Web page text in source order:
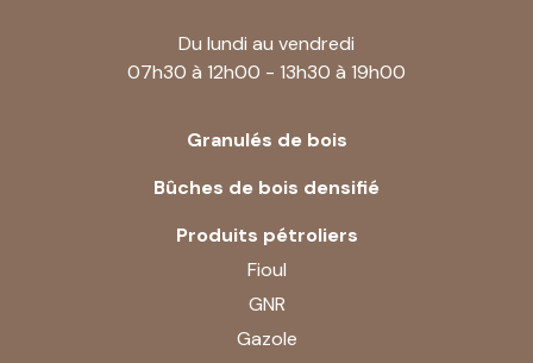
Du lundi au vendredi
07h30 à 12h00 - 13h30 à 19h00
Granulés de bois
Bûches de bois densifié
Produits pétroliers
Fioul
GNR
Gazole